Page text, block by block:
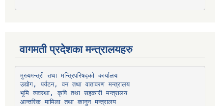
वागमती प्रदेशका मन्त्रालयहरु
मुख्यमन्त्री तथा मन्त्रिपरिषद्को कार्यालय
उद्योग, पर्यटन, वन तथा वातावरण मन्त्रालय
भूमि व्यवस्था, कृषि तथा सहकारी मन्त्रालय
आन्तरिक मामिला तथा कानुन मन्त्रालय